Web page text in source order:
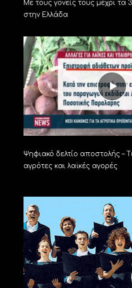
Με τους γονείς τους μέχρι τα
στην Ελλάδα
Ψηφιακό δελτίο αποστολής –
αγρότες και λαϊκές αγορές